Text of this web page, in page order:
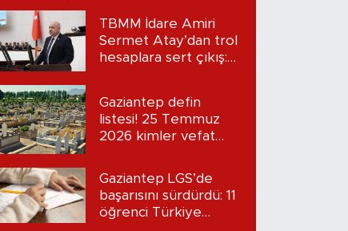
TBMM İdare Amiri
Sermet Atay’dan trol
hesaplara sert çıkış:
Gaziantep defin
listesi! 25 Temmuz
2026 kimler vefat
Gaziantep LGS’de
başarısını sürdürdü: 11
öğrenci Türkiye